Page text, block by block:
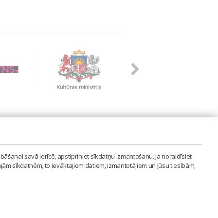
savā ierīcē, apstipriniet sīkdatņu izmantošanu. Ja noraidīsiet
sīkdatnēm, to ievāktajiem datiem, izmantotājiem un Jūsu tiesībām,